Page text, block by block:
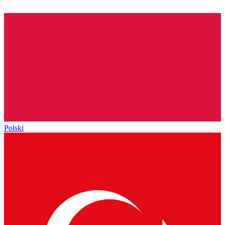
Polski